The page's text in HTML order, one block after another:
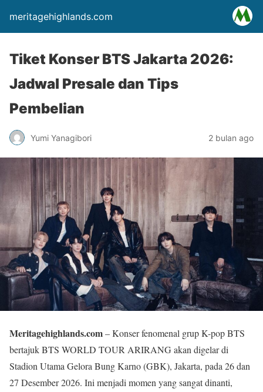
meritagehighlands.com
Tiket Konser BTS Jakarta 2026:
Jadwal Presale dan Tips
Pembelian
Yumi Yanagibori 2 bulan ago
Meritagehighlands.com– Konser fenomenal grup K-pop BTS
bertajuk BTS WORLD TOUR ARIRANG akan digelar di
Stadion Utama Gelora Bung Karno (GBK), Jakarta, pada 26 dan
27 Desember 2026. Ini menjadi momen yang sangat dinanti,